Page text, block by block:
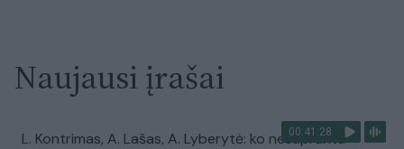
Naujausi įrašai
00:41:28
L. Kontrimas, A. Lašas, A. Lyberytė: ko nesupranta